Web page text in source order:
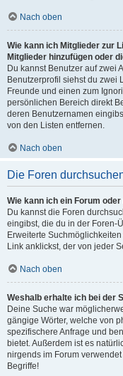
Nach oben
Wie kann ich Mitglieder zur
Mitglieder hinzufügen oder
Du kannst Benutzer auf zwei
Benutzerprofil siehst du zwei
Freunde und einen zum
persönlichen Bereich direkt
deren Benutzernamen
von den Listen entfernen.
Nach oben
Die Foren
Wie kann ich ein Forum
Du kannst die Foren
eingibst, die du in der Foren-
Erweiterte
Link anklickst, der von jeder
Nach oben
Weshalb erhalte ich bei der
Deine Suche war
gängige Wörter, welche von
spezifischere Anfrage und
bietet. Außerdem ist es
nirgends im Forum
Begriffe!